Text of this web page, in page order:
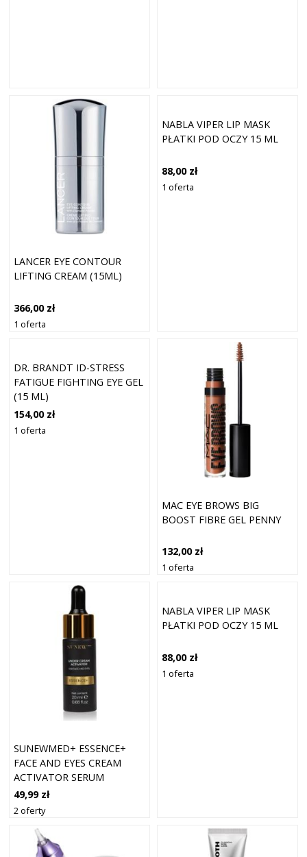
LANCER EYE CONTOUR
LIFTING CREAM (15ML)
366,00 zł
1 oferta
NABLA VIPER LIP MASK
PŁATKI POD OCZY 15 ML
88,00 zł
1 oferta
DR. BRANDT ID-STRESS
FATIGUE FIGHTING EYE GEL
(15 ML)
154,00 zł
1 oferta
MAC EYE BROWS BIG
BOOST FIBRE GEL PENNY
132,00 zł
1 oferta
SUNEWMED+ ESSENCE+
FACE AND EYES CREAM
ACTIVATOR SERUM
AKTYWATOR POD KREM DO
TWARZY I POD OCZY 20 ML
49,99 zł
2 oferty
NABLA VIPER LIP MASK
PŁATKI POD OCZY 15 ML
88,00 zł
1 oferta